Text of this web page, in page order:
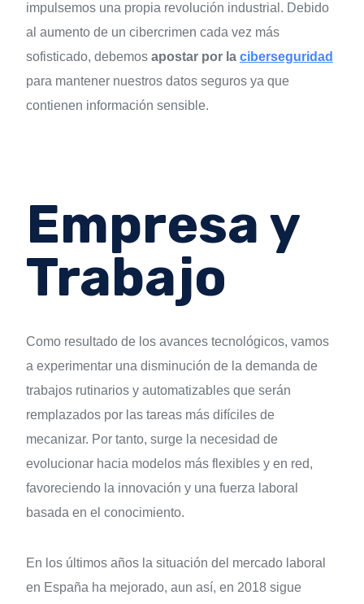
impulsemos una propia revolución industrial. Debido
al aumento de un cibercrimen cada vez más
sofisticado, debemos apostar por la ciberseguridad
para mantener nuestros datos seguros ya que
contienen información sensible.
Empresa y
Trabajo
Como resultado de los avances tecnológicos, vamos
a experimentar una disminución de la demanda de
trabajos rutinarios y automatizables que serán
remplazados por las tareas más difíciles de
mecanizar. Por tanto, surge la necesidad de
evolucionar hacia modelos más flexibles y en red,
favoreciendo la innovación y una fuerza laboral
basada en el conocimiento.
En los últimos años la situación del mercado laboral
en España ha mejorado, aun así, en 2018 sigue